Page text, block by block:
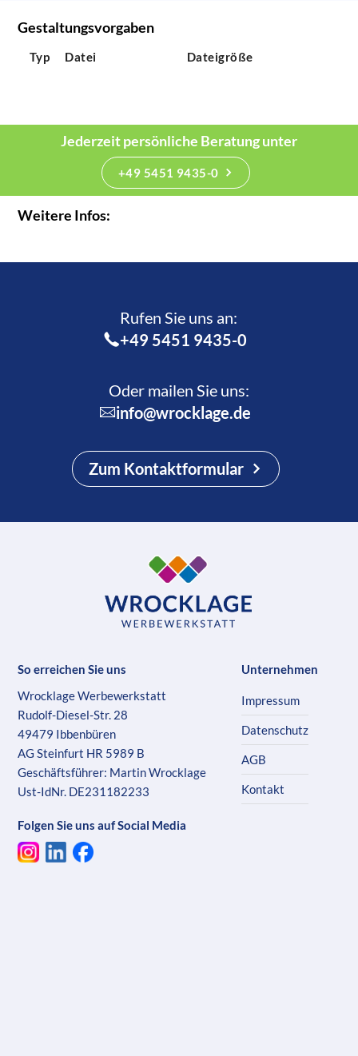
Gestaltungsvorgaben
Typ Datei Dateigröße
Jederzeit persönliche Beratung unter
+49 5451 9435-0
Weitere Infos:
Rufen Sie uns an:­
+49 5451 9435-0
Oder mailen Sie uns:
info@wrocklage.de
Zum Kontaktformular
So erreichen Sie uns
Wrocklage Werbewerkstatt
Rudolf-Diesel-Str. 28
49479 Ibbenbüren
AG Steinfurt HR 5989 B
Geschäftsführer: Martin Wrocklage
Ust-IdNr. DE231182233
Folgen Sie uns auf Social Media
Unternehmen
Impressum
Datenschutz
AGB
Kontakt